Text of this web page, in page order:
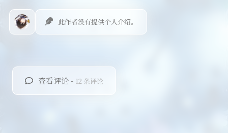
此作者没有提供个人介绍。
查看评论 - 12 条评论